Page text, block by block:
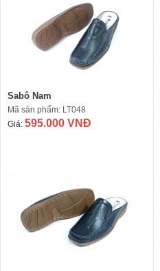
Sabô Nam
Mã sản phẩm: LT048
Giá: 595.000 VNĐ